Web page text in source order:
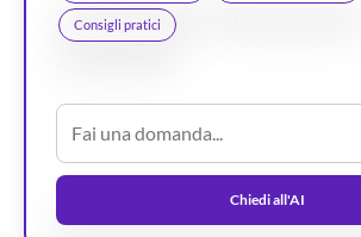
Consigli pratici
Chiedi all'AI